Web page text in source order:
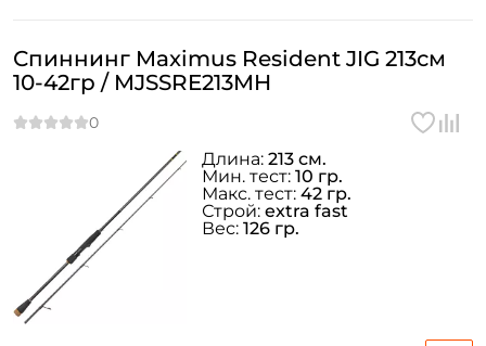
Спиннинг Maximus Resident JIG 213см
10-42гр / MJSSRE213MH
Длина: 213 см.
Мин. тест: 10 гр.
Макс. тест: 42 гр.
Строй: extra fast
Вес: 126 гр.